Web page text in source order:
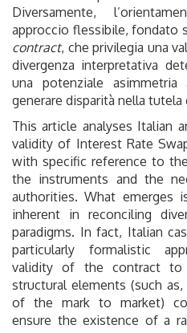
Diversamente,
approccio flessibile, fondato
contract, che privilegia una
divergenza interpretativa
una potenziale asimmetria
generare disparità nella
This article analyses Italian
validity of Interest Rate
with specific reference to
the instruments and the
authorities. What emerges
inherent in reconciling
paradigms. In fact, Italian
particularly formalistic
validity of the contract to
structural elements (such
of the mark to market)
ensure the existence of a